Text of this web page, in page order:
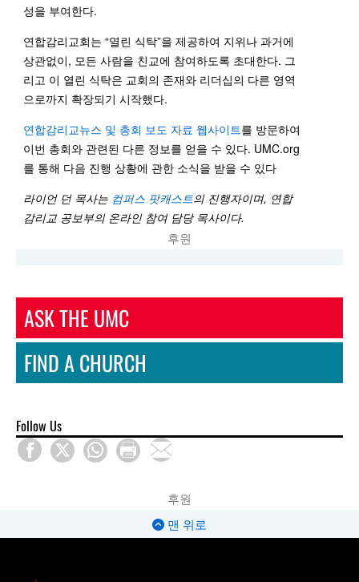
성을 부여한다.
연합감리교회는 “열린 식탁”을 제공하여 지위나 과거에
상관없이, 모든 사람을 친교에 참여하도록 초대한다. 그
리고 이 열린 식탁은 교회의 존재와 리더십의 다른 영역
으로까지 확장되기 시작했다.
연합감리교뉴스 및 총회 보도 자료 웹사이트를 방문하여
이번 총회와 관련된 다른 정보를 얻을 수 있다. UMC.org
를 통해 다음 진행 상황에 관한 소식을 받을 수 있다
라이언 던 목사는 컴퍼스 팟캐스트의 진행자이며, 연합
감리교 공보부의 온라인 참여 담당 목사이다.
후원
ASK THE UMC
FIND A CHURCH
Follow Us
후원
맨 위로